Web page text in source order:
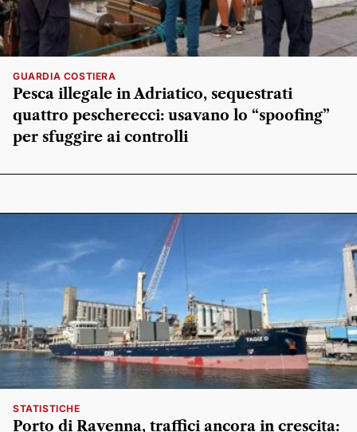
GUARDIA COSTIERA
Pesca illegale in Adriatico, sequestrati
quattro pescherecci: usavano lo “spoofing”
per sfuggire ai controlli
STATISTICHE
Porto di Ravenna, traffici ancora in crescita: